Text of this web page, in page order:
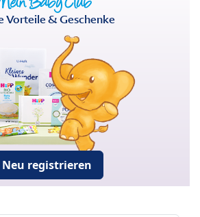
Vorteile & Geschenke
Neu registrieren